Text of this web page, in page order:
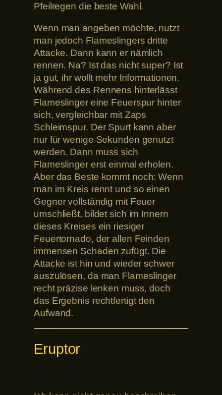
Pfeilregen die beste Wahl.
Wenn man angeben möchte, nutzt
man jedoch Flameslingers dritte
Attacke. Dann kann er nämlich
rennen. Na? Ist das nicht super? Ist
ja gut, ihr wollt mehr Informationen.
Während des Rennens hinterlässt
Flameslinger eine Feuerspur hinter
sich, vergleichbar mit Zaps
Schleimspur. Der Spurt kann aber
nur für wenige Sekunden genutzt
werden. Dann muss sich
Flameslinger erst einmal erholen.
Aber das Beste kommt noch: Wenn
man im Kreis rennt und so einen
Gegner vollständig mit Feuer
umschließt, bildet sich im Innern
dieses Kreises ein riesiger
Feuertornado, der allen Feinden
immensen Schaden zufügt. Die
Attacke ist hin und wieder schwer
auszulösen, da man Flameslinger
recht präzise lenken muss, doch
das Ergebnis rechtfertigt den
Aufwand.
Eruptor